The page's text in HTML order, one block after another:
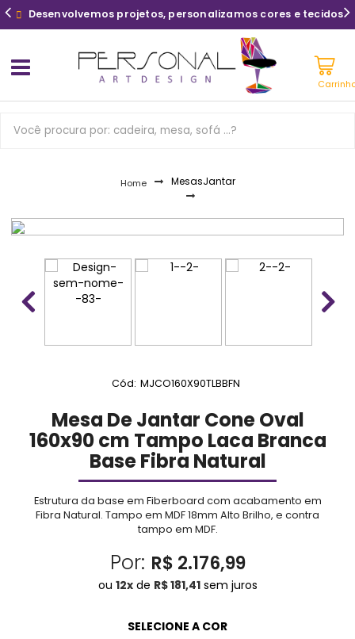
Desenvolvemos projetos, personalizamos cores e tecidos
Home MesasJantar
Cód: MJCO160X90TLBBFN
Mesa De Jantar Cone Oval
160x90 cm Tampo Laca Branca
Base Fibra Natural
Estrutura da base em Fiberboard com acabamento em
Fibra Natural. Tampo em MDF 18mm Alto Brilho, e contra
tampo em MDF.
Por: R$ 2.176,99
ou 12xde R$ 181,41sem juros